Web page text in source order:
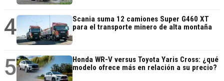
4
Scania suma 12 camiones Super G460 XT
para el transporte minero de alta montaña
5
Honda WR-V versus Toyota Yaris Cross: ¿qué
modelo ofrece más en relación a su precio?